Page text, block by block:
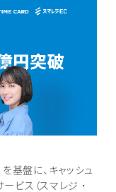
基盤に、キャッシュ
ビス（スマレジ・